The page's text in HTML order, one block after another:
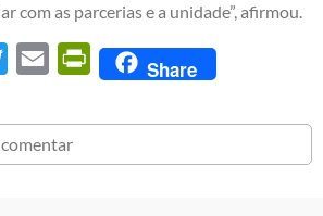
com as parcerias e a unidade”, afirmou.
Twitter Email PrintFriendly
Share